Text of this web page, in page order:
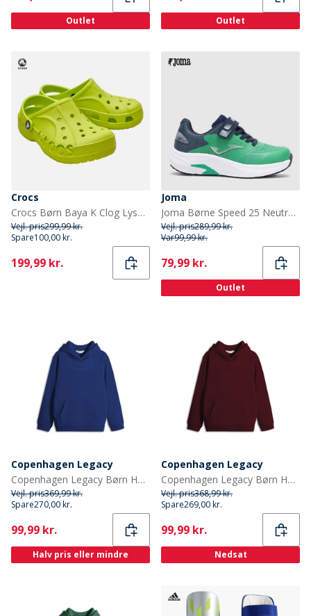
Outlet Outlet
Crocs
Crocs Børn Baya K Clog Lyse Rosa Lime Punch
Vejl. pris299,99 kr.
Spare100,00 kr.
Current
199,99 kr.
Joma
Joma Børne Speed 25 Neutrale Løbesko Grøn
Vejl. pris289,99 kr.
Var99,99 kr.
Current
79,99 kr.
Outlet
Copenhagen Legacy
Copenhagen Legacy Børn Hættetrøjer Blå
Vejl. pris369,99 kr.
Spare270,00 kr.
Current
99,99 kr.
Halv pris eller mindre
Copenhagen Legacy
Copenhagen Legacy Børn Hættetrøjer Bordeaux
Vejl. pris368,99 kr.
Spare269,00 kr.
Current
99,99 kr.
Nedsat